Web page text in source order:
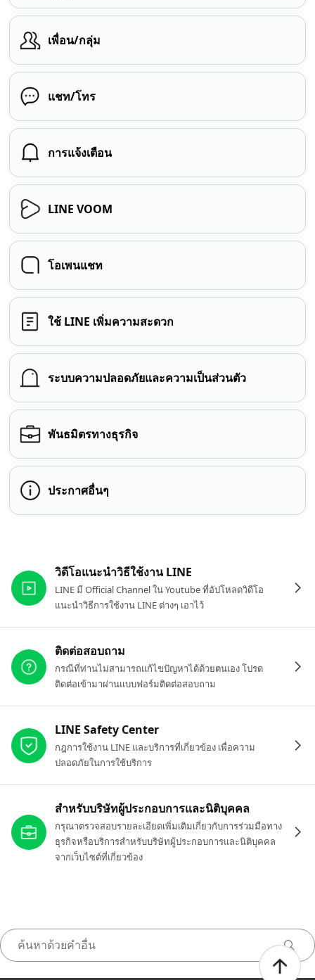
เพื่อน/กลุ่ม
แชท/โทร
การแจ้งเตือน
LINE VOOM
โอเพนแชท
ใช้ LINE เพิ่มความสะดวก
ระบบความปลอดภัยและความเป็นส่วนตัว
พันธมิตรทางธุรกิจ
ประกาศอื่นๆ
วิดีโอแนะนำวิธีใช้งาน LINE
LINE มี Official Channel ใน Youtube ที่อัปโหลดวิดีโอ
แนะนำวิธีการใช้งาน LINE ต่างๆ เอาไว้
ติดต่อสอบถาม
กรณีที่ท่านไม่สามารถแก้ไขปัญหาได้ด้วยตนเอง โปรด
ติดต่อเข้ามาผ่านแบบฟอร์มติดต่อสอบถาม
LINE Safety Center
กฎการใช้งาน LINE และบริการที่เกี่ยวข้อง เพื่อความ
ปลอดภัยในการใช้บริการ
สำหรับบริษัทผู้ประกอบการและนิติบุคคล
กรุณาตรวจสอบรายละเอียดเพิ่มเติมเกี่ยวกับการร่วมมือทาง
ธุรกิจหรือบริการสำหรับบริษัทผู้ประกอบการและนิติบุคคล
จากเว็บไซต์ที่เกี่ยวข้อง